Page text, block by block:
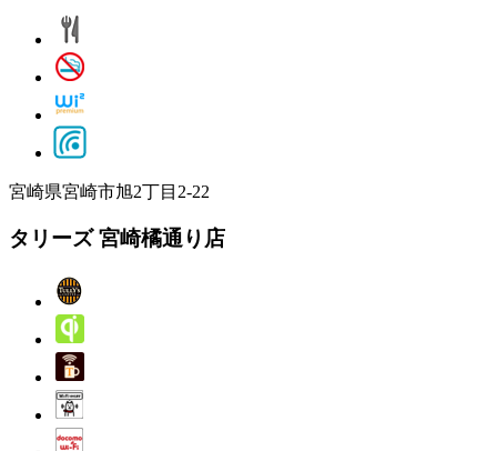
宮崎県宮崎市旭2丁目2-22
タリーズ 宮崎橘通り店